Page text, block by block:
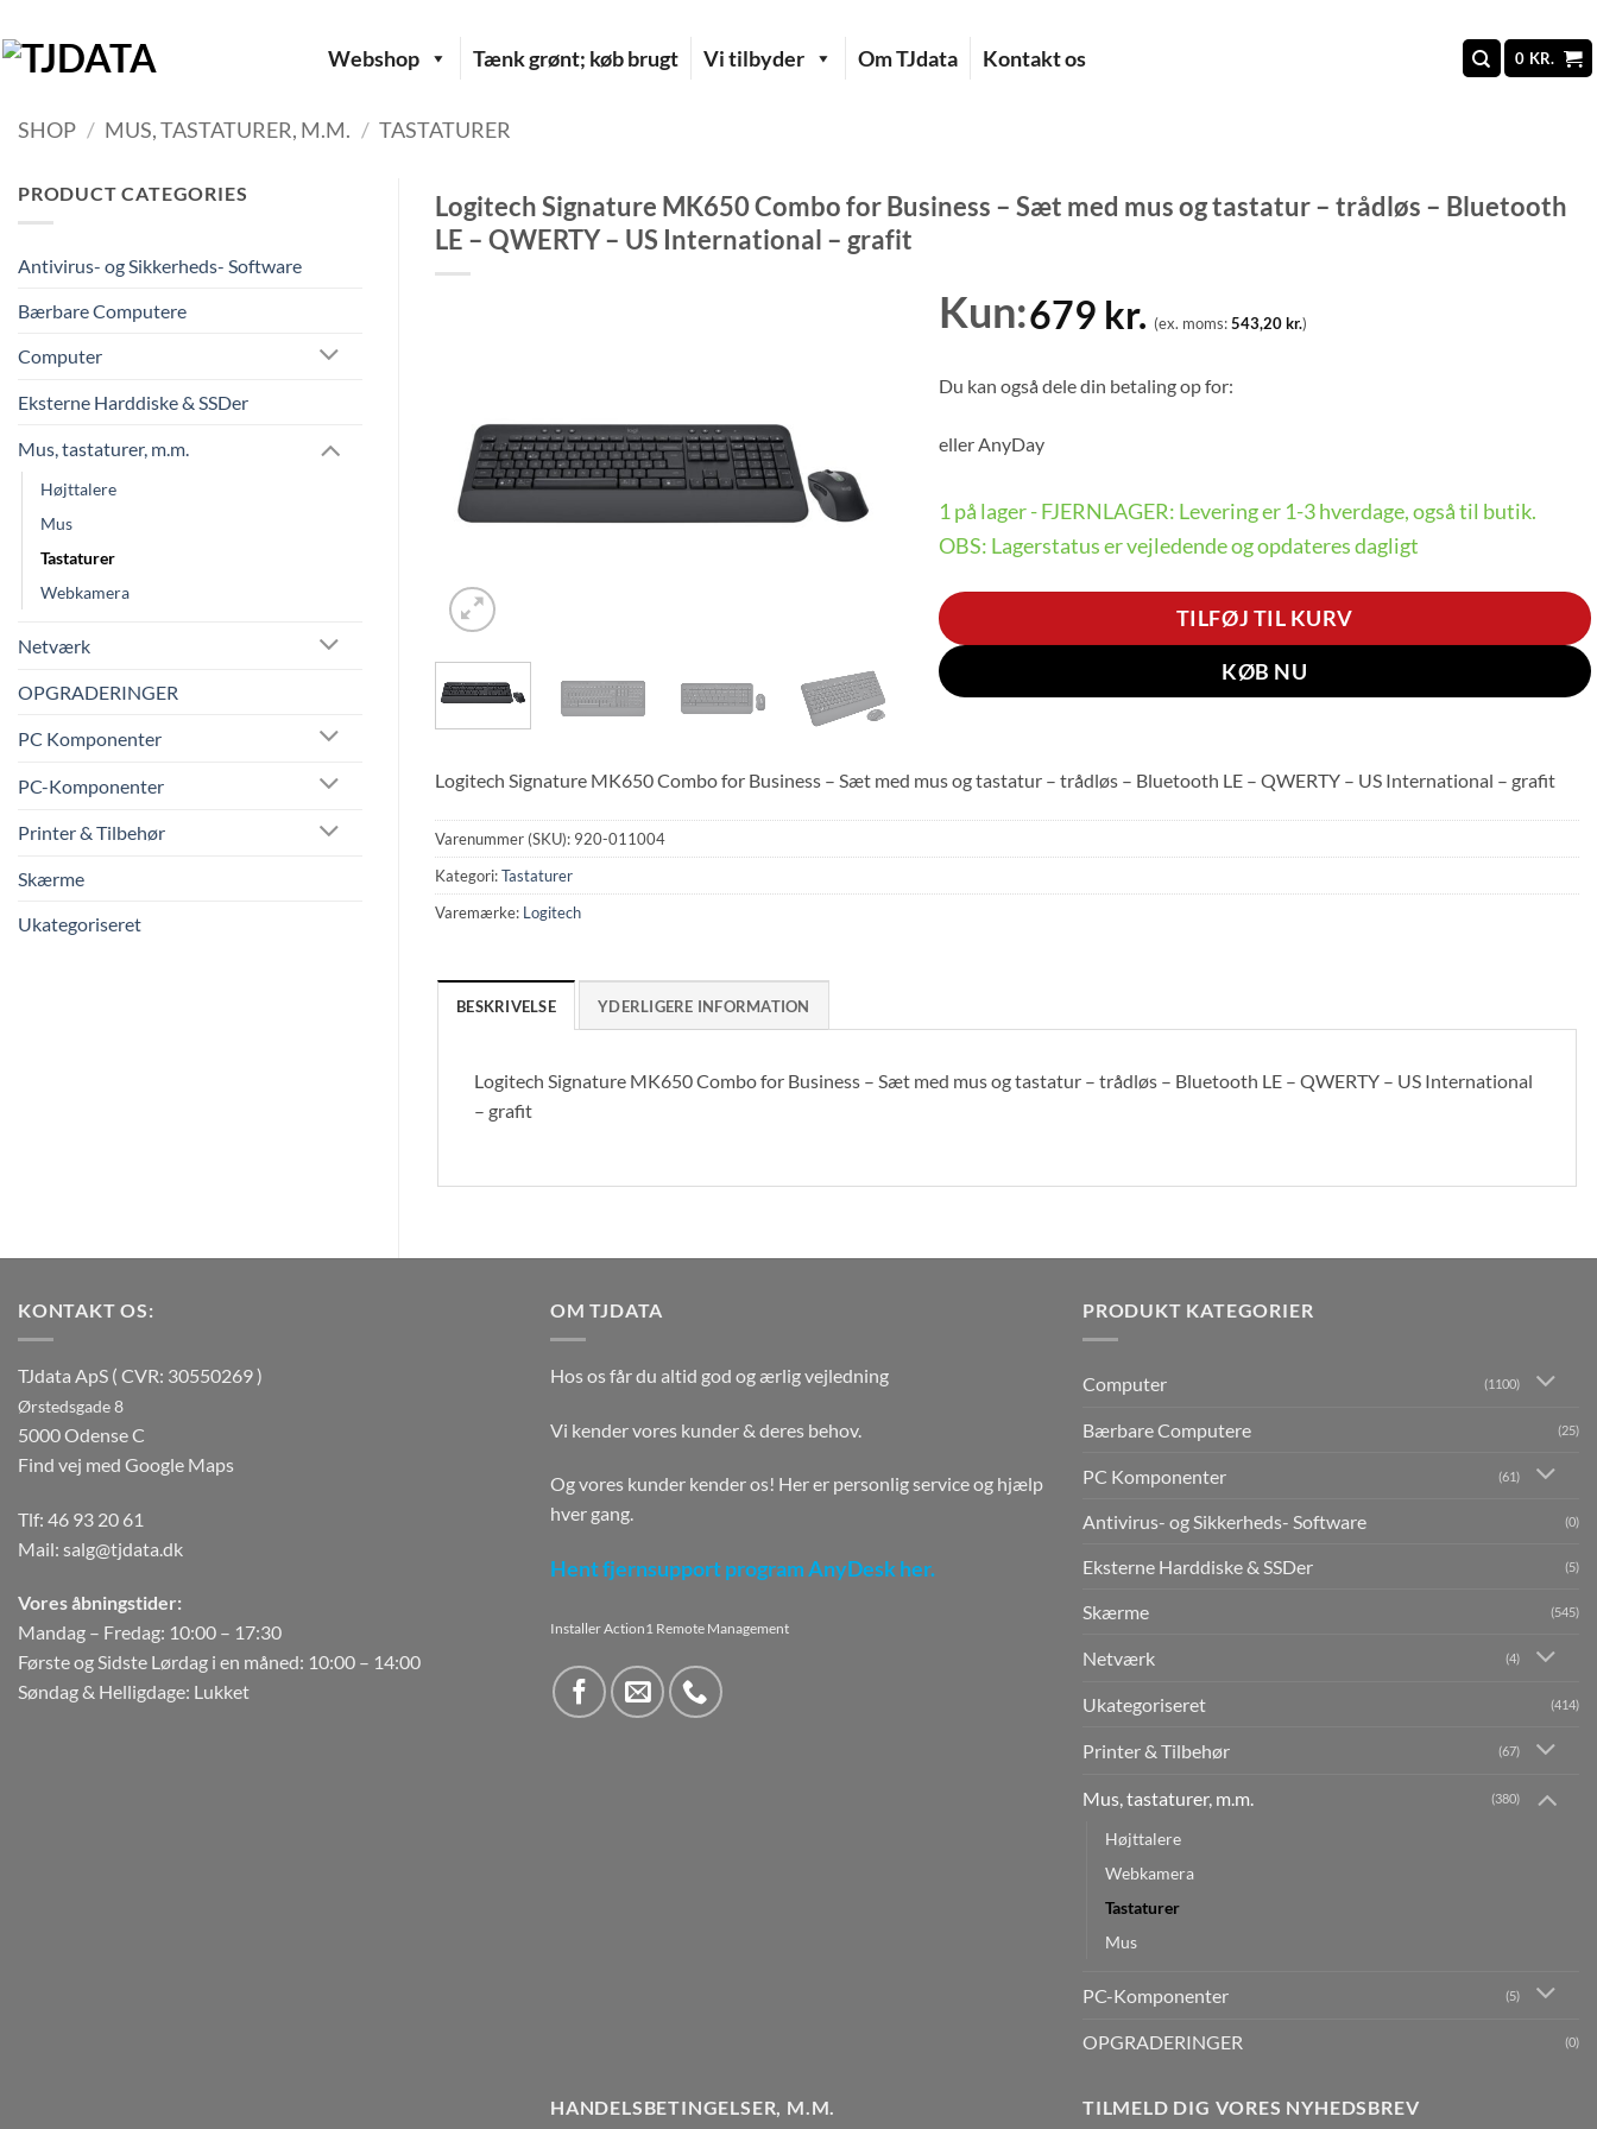
til
indhold
Webshop Tænk grønt; køb brugt Vi tilbyder Om TJdata Kontakt os 0 KR.
SHOP / MUS, TASTATURER, M.M. / TASTATURER
PRODUCT CATEGORIES
Antivirus- og Sikkerheds- Software
Bærbare Computere
Computer
Eksterne Harddiske & SSDer
Mus, tastaturer, m.m.
Højttalere
Mus
Tastaturer
Webkamera
Netværk
OPGRADERINGER
PC Komponenter
PC-Komponenter
Printer & Tilbehør
Skærme
Ukategoriseret
Logitech Signature MK650 Combo for Business – Sæt med mus og tastatur – trådløs – Bluetooth
LE – QWERTY – US International – grafit
Kun:679 kr. (ex. moms:543,20kr.)
Du kan også dele din betaling op for:
ellerAnyDay
1 på lager - FJERNLAGER: Levering er 1-3 hverdage, også til butik.
OBS: Lagerstatus er vejledende og opdateres dagligt
TILFØJ TIL KURV
KØB NU
Logitech Signature MK650 Combo for Business – Sæt med mus og tastatur – trådløs – Bluetooth LE – QWERTY – US International – grafit
Varenummer (SKU): 920-011004
Kategori:Tastaturer
Varemærke: Logitech
BESKRIVELSE YDERLIGERE INFORMATION
Logitech Signature MK650 Combo for Business – Sæt med mus og tastatur – trådløs – Bluetooth LE – QWERTY – US International
– grafit
KONTAKT OS:
TJdata ApS ( CVR: 30550269 )
Ørstedsgade 8
5000 Odense C
Find vej med Google Maps
Tlf: 46 93 20 61
Mail: salg@tjdata.dk
Vores åbningstider:
Mandag – Fredag: 10:00 – 17:30
Første og Sidste Lørdag i en måned: 10:00 – 14:00
Søndag & Helligdage: Lukket
OM TJDATA
Hos os får du altid god og ærlig vejledning
Vi kender vores kunder & deres behov.
Og vores kunder kender os! Her er personlig service og hjælp
hver gang.
Hent fjernsupport program AnyDesk her.
Installer Action1 Remote Management
PRODUKT KATEGORIER
Computer (1100)
Bærbare Computere (25)
PC Komponenter (61)
Antivirus- og Sikkerheds- Software (0)
Eksterne Harddiske & SSDer (5)
Skærme (545)
Netværk (4)
Ukategoriseret (414)
Printer & Tilbehør (67)
Mus, tastaturer, m.m. (380)
Højttalere
Webkamera
Tastaturer
Mus
PC-Komponenter (5)
OPGRADERINGER (0)
HANDELSBETINGELSER, M.M. TILMELD DIG VORES NYHEDSBREV